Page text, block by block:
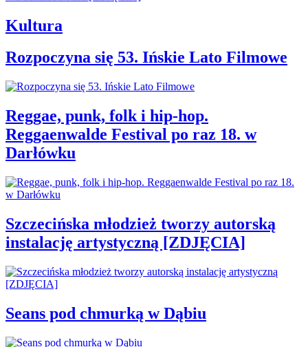
Kultura
Rozpoczyna się 53. Ińskie Lato Filmowe
Reggae, punk, folk i hip-hop.
Reggaenwalde Festival po raz 18. w
Darłówku
Szczecińska młodzież tworzy autorską
instalację artystyczną [ZDJĘCIA]
Seans pod chmurką w Dąbiu